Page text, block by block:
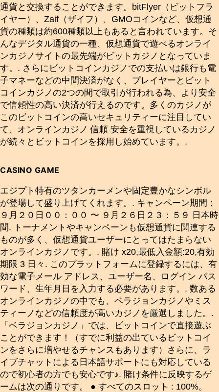
通貨と交換することができます。bitFlyer（ビットフラ
イヤー）、Zaif（ザイフ）、GMOコインなど、仮想通
貨の種類は約600種類以上もあると言われています。そ
んなデジタル通貨の一種、仮想通貨で遊べるオンライ
ンカジノサイトの最先端がビットカジノとなっていま
す。. さらにビットコインカジノでの支払いは銀行も電
子マネーなどの中間決済がなく、プレイヤーとビット
コインカジノの2つの間で取引が行われる為、より安全
で信頼性の高い決済が行えるのです。多くのカジノが
このビットコインの高いセキュリティーに注目してい
て、オンラインカジノ 信頼 安全を重視しているカジノ
が続々とビットコインを採用し始めています。.
CASINO GAME
エジプト特有のツタンカーメンや固定豊かなシンボル
が登場して盛り上げてくれます。. キャンペーン期間：
９月２０日００：００ 〜 ９月２６日２３：５９ 日本時
間. トーナメントやキャンペーンも仮想通貨に関連する
ものが多く、仮想通貨ユーザーにとってはたまらない
オンラインカジノです。. 賭け x20,最低入金額:20,有効
期限 3 日々. このプラットフォームに登録するには、有
効な電子メール アドレス、ユーザー名、ログイン パス
ワード、生年月日を入力する必要があります。. 数ある
オンラインカジノの中でも、ベラジョンカジノやミス
ティーノなどの信頼度が高いカジノを厳選しました。.
「ベラジョンカジノ」では、ビットコインで直接遊ぶ
ことができます！（すでに利益の出ているビットコイ
ンをさらに増やせるチャンスもあります）さらに、ラ
イブチャットによる日本語サポートにも対応している
ので初心者の方でも安心です♪. 賭け条件に反映するゲ
ームは次の通りです。 ● すべてのスロット : 100%。